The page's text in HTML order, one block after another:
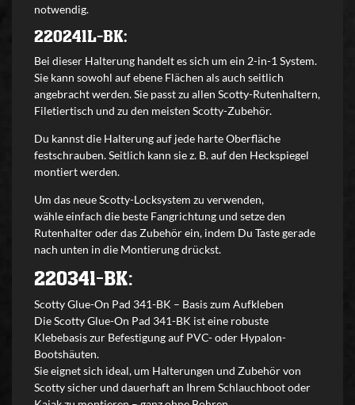
notwendig.
220241L-BK:
Bei dieser Halterung handelt es sich um ein 2-in-1 System.
Sie kann sowohl auf ebene Flächen als auch seitlich
angebracht werden. Sie passt zu allen Scotty-Rutenhaltern,
Filetiertisch und zu den meisten Scotty-Zubehör.
Du kannst die Halterung auf jede harte Oberfläche
festschrauben. Seitlich kann sie z. B. auf den Heckspiegel
montiert werden.
Um das neue Scotty-Locksystem zu verwenden,
wähle einfach die beste Fangrichtung und setze den
Rutenhalter oder das Zubehör ein, indem Du Taste gerade
nach unten in die Montierung drückst.
220341-BK:
Scotty Glue-On Pad 341-BK – Basis zum Aufkleben
Die Scotty Glue-On Pad 341-BK ist eine robuste
Klebebasis zur Befestigung auf PVC- oder Hypalon-
Bootshäuten.
Sie eignet sich ideal, um Halterungen und Zubehör von
Scotty sicher und dauerhaft an Ihrem Schlauchboot oder